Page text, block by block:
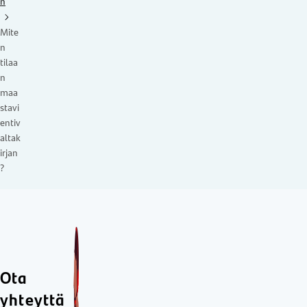
Mite
n
tilaa
n
maa
stavi
entiv
altak
irjan
?
Ota
yhteyttä